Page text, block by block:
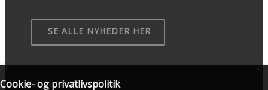
SE ALLE NYHEDER HER
Cookie- og privatlivspolitik